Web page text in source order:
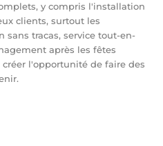
y compris l'installation
clients, surtout les
sans tracas, service tout-en-
après les fêtes
l'opportunité de faire des